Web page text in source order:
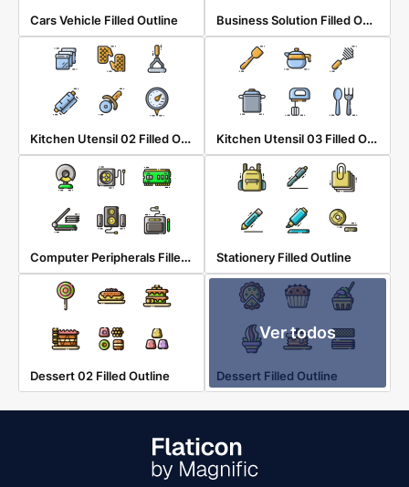
Cars Vehicle Filled Outline Business Solution Filled Outline
Kitchen Utensil 02 Filled Outline Kitchen Utensil 03 Filled Outline
Computer Peripherals Filled Outline Stationery Filled Outline
Dessert 02 Filled Outline
Ver todos
Dessert Filled Outline